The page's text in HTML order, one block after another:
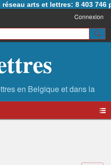
arts et lettres: 8 403 746
Connexion